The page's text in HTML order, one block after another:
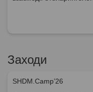
Заходи
SHDM.Camp’26